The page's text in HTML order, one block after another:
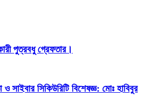
পুত্রবধু গ্রেফতার।
সিকিউরিটি বিশেষজ্ঞ: মোঃ হাবিবুর